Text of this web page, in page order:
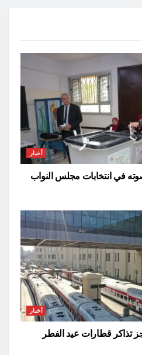
أخبار
في انتخابات مجلس النواب
أخبار
تذاكر قطارات عيد الفطر